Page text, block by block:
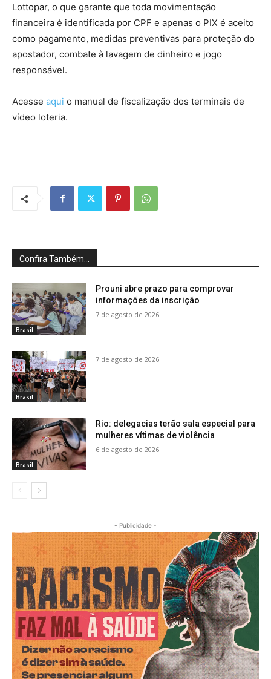
Lottopar, o que garante que toda movimentação
financeira é identificada por CPF e apenas o PIX é aceito
como pagamento, medidas preventivas para proteção do
apostador, combate à lavagem de dinheiro e jogo
responsável.
Acesse aqui o manual de fiscalização dos terminais de
vídeo loteria.
Confira Também...
Brasil
Prouni abre prazo para comprovar
informações da inscrição
7 de agosto de 2026
Brasil
7 de agosto de 2026
Brasil
Rio: delegacias terão sala especial para
mulheres vítimas de violência
6 de agosto de 2026
- Publicidade -